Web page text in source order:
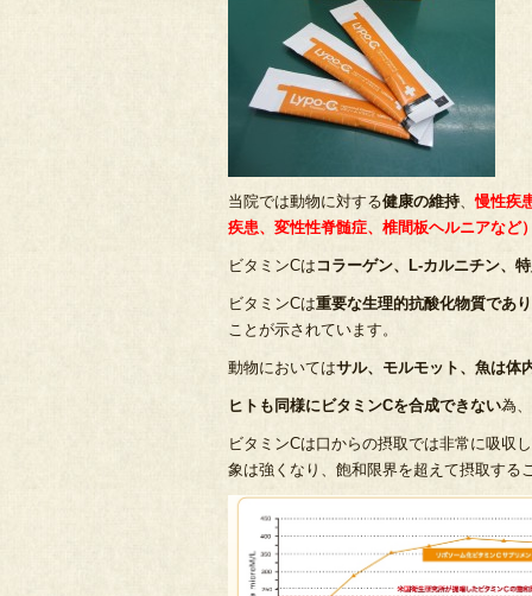
当院では動物に対する健康の維持、慢性疾
疾患、変性性脊髄症、椎間板ヘルニアなど
ビタミンCは コラーゲン、L-カルニチン、
ビタミンCは重要な生理的抗酸化物質であ
ことが示されています。
動物においてはサル、モルモット、魚は体
ヒトも同様にビタミンCを合成できない為
ビタミンCは口からの摂取では非常に吸収
象は強くなり、飽和限界を超えて摂取する